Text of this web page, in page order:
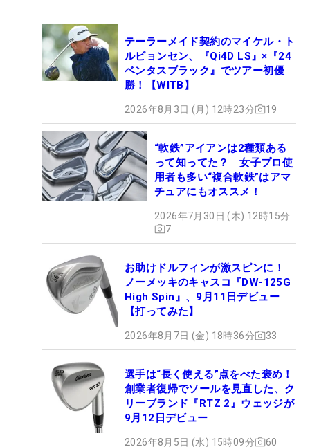
テーラーメイド契約のマイケル・ト
ルビョンセン、『Qi4D LS』×『24
ベンタスブラック』でツアー初優
勝！【WITB】
2026年8月3日 (月) 12時23分 19
“軟鉄”アイアンは2種類ある
って知ってた？ 女子プロ使
用者も多い“複合軟鉄”はアマ
チュアにもオススメ！
2026年7月30日 (木) 12時15分
7
お助けドルフィンが激スピンに！
ノーメッキのキャスコ『DW-125G
High Spin』、9月11日デビュー
【打ってみた】
2026年8月7日 (金) 18時36分 33
選手は“長く使える”点をべた褒め！
創業者復帰でソールを見直した、ク
リーブランド『RTZ 2』ウェッジが
9月12日デビュー
2026年8月5日 (水) 15時09分 60